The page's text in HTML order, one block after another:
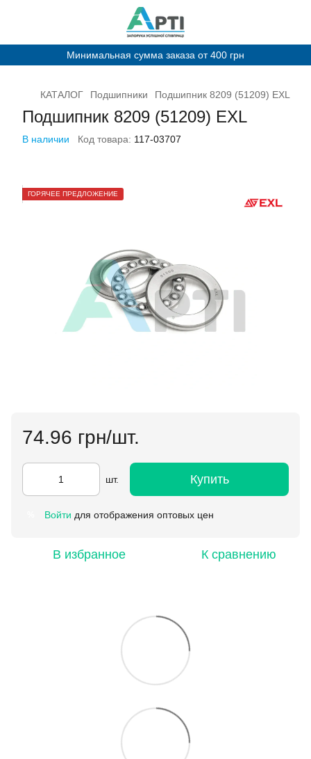
Минимальная сумма заказа от 400 грн
КАТАЛОГ Подшипники Подшипник 8209 (51209) EXL
Подшипник 8209 (51209) EXL
В наличии Код товара: 117-03707
ГОРЯЧЕЕ ПРЕДЛОЖЕНИЕ
74.96 грн/шт.
шт. Купить
Войти для отображения оптовых цен
В избранное К сравнению